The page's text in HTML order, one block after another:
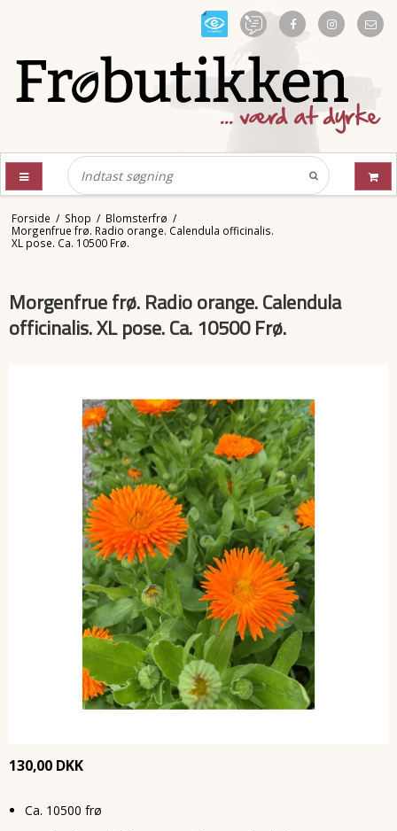
Forside / Shop / Blomsterfrø /
Morgenfrue frø. Radio orange. Calendula officinalis.
XL pose. Ca. 10500 Frø.
Morgenfrue frø. Radio orange. Calendula
officinalis. XL pose. Ca. 10500 Frø.
130,00 DKK
Ca. 10500 frø